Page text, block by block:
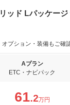
リッド Lパッケ
プション・装備もご確
Aプラン
ETC・ナビパック
61.2万円